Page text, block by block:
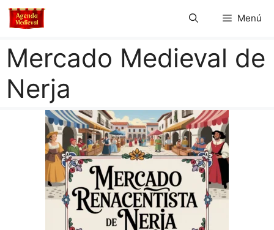
Saltar
Menú
Mercado Medieval de
Nerja